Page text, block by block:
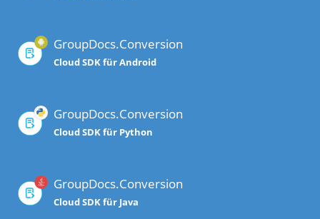
GroupDocs.Conversion
Cloud SDK für Android
GroupDocs.Conversion
Cloud SDK für Python
GroupDocs.Conversion
Cloud SDK für Java